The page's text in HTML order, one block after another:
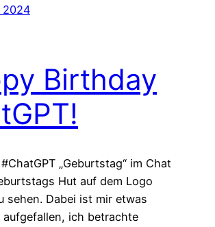
2024
Birthday
„Geburtstag“ im Chat
Hut auf dem Logo
sehen. Dabei ist mir etwas
aufgefallen, ich betrachte